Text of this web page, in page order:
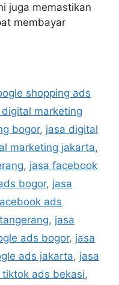
juga memastikan
membayar
shopping ads
digital marketing
bogor, jasa digital
marketing jakarta,
, jasa facebook
bogor, jasa
ads
, jasa
ads bogor, jasa
ads jakarta, jasa
tiktok ads bekasi,